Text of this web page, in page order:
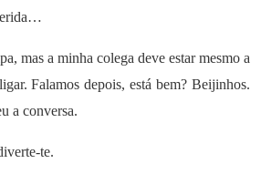
mas a minha colega deve estar mesmo a
Falamos depois, está bem? Beijinhos.
a conversa.
te.